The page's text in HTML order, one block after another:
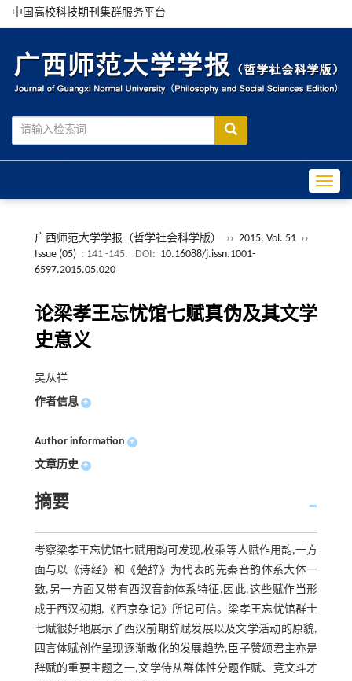
中国高校科技期刊集群服务平台
广西师范大学学报（哲学社会科学版） ›› 2015, Vol. 51 ››
Issue (05) : 141 -145. DOI: 10.16088/j.issn.1001-
6597.2015.05.020
论梁孝王忘忧馆七赋真伪及其文学
史意义
吴从祥
作者信息 +
Author information +
文章历史 +
摘要
考察梁孝王忘忧馆七赋用韵可发现,枚乘等人赋作用韵,一方
面与以《诗经》和《楚辞》为代表的先秦音韵体系大体一
致,另一方面又带有西汉音韵体系特征,因此,这些赋作当形
成于西汉初期,《西京杂记》所记可信。梁孝王忘忧馆群士
七赋很好地展示了西汉前期辞赋发展以及文学活动的原貌,
四言体赋创作呈现逐渐散化的发展趋势,臣子赞颂君主亦是
辞赋的重要主题之一,文学侍从群体性分题作赋、竞文斗才